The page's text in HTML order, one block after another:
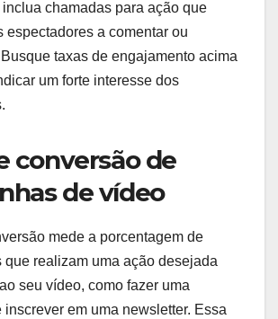
chamadas para ação que
espectadores a comentar ou
taxas de engajamento acima
um forte interesse dos
conversão de
de vídeo
mede a porcentagem de
que realizam uma ação desejada
seu vídeo, como fazer uma
inscrever em uma newsletter. Essa